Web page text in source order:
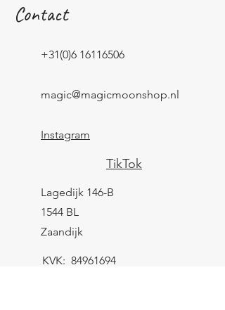
Contact
+31(0)6 16116506
magic@magicmoonshop.nl
Instagram
TikTok
Lagedijk 146-B
1544 BL
Zaandijk
KVK: 84961694